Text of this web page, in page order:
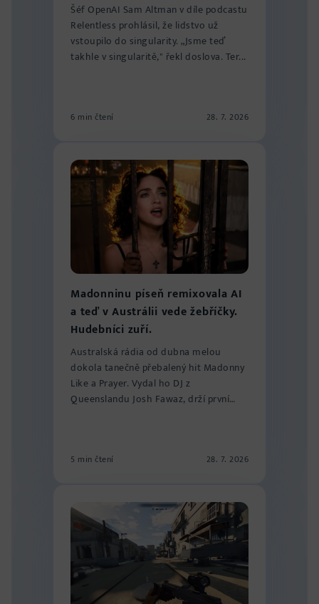
Šéf OpenAI Sam Altman v díle podcastu
Relentless prohlásil, že lidstvo už
vstoupilo do singularity. „Jsme teď
takhle v singularitě," řekl doslova. Ter...
6 min čtení 28. 7. 2026
Madonninu píseň remixovala AI
a teď v Austrálii vede žebříčky.
Hudebníci zuří.
Australská rádia od dubna melou
dokola tanečně přebalený hit Madonny
Like a Prayer. Vydal ho DJ z
Queenslandu Josh Fawaz, drží první
5 min čtení 28. 7. 2026